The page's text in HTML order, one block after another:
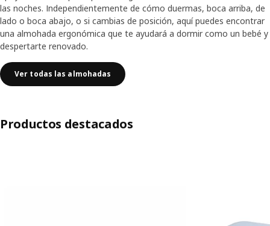
las noches. Independientemente de cómo duermas, boca arriba, de
lado o boca abajo, o si cambias de posición, aquí puedes encontrar
una almohada ergonómica que te ayudará a dormir como un bebé y
despertarte renovado.
Ver todas las almohadas
Productos destacados